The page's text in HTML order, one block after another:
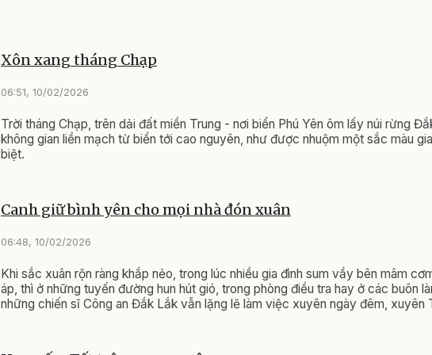
Xôn xang tháng Chạp
06:51, 10/02/2026
Trời tháng Chạp, trên dải đất miền Trung - nơi biển Phú Yên ôm lấy núi rừng
không gian liền mạch từ biển tới cao nguyên, như được nhuộm một sắc màu
biệt.
Canh giữ bình yên cho mọi nhà đón xuân
06:48, 10/02/2026
Khi sắc xuân rộn ràng khắp nẻo, trong lúc nhiều gia đình sum vầy bên mâm
áp, thì ở những tuyến đường hun hút gió, trong phòng điều tra hay ở các buôn
những chiến sĩ Công an Đắk Lắk vẫn lặng lẽ làm việc xuyên ngày đêm, xuyên